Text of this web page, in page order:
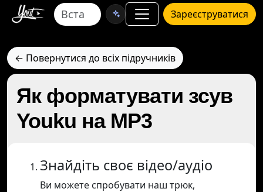
Зареєструватися
← Повернутися до всіх підручників
Як форматувати зсув
Youku на MP3
Знайдіть своє відео/аудіо
Ви можете спробувати наш трюк,